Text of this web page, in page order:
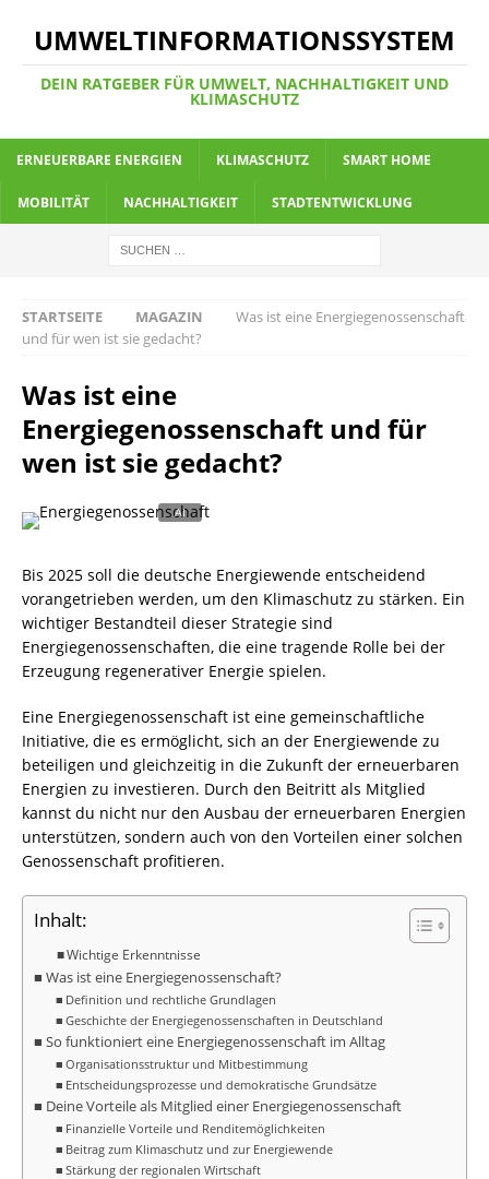
UMWELTINFORMATIONSSYSTEM
DEIN RATGEBER FÜR UMWELT, NACHHALTIGKEIT UND
KLIMASCHUTZ
ERNEUERBARE ENERGIEN KLIMASCHUTZ SMART HOME
MOBILITÄT NACHHALTIGKEIT STADTENTWICKLUNG
STARTSEITE MAGAZIN
Was ist eine Energiegenossenschaft
und für wen ist sie gedacht?
Was ist eine
Energiegenossenschaft und für
wen ist sie gedacht?
Bis 2025 soll die deutsche Energiewende entscheidend
vorangetrieben werden, um den Klimaschutz zu stärken. Ein
wichtiger Bestandteil dieser Strategie sind
Energiegenossenschaften, die eine tragende Rolle bei der
Erzeugung regenerativer Energie spielen.
Eine Energiegenossenschaft ist eine gemeinschaftliche
Initiative, die es ermöglicht, sich an der Energiewende zu
beteiligen und gleichzeitig in die Zukunft der erneuerbaren
Energien zu investieren. Durch den Beitritt als Mitglied
kannst du nicht nur den Ausbau der erneuerbaren Energien
unterstützen, sondern auch von den Vorteilen einer solchen
Genossenschaft profitieren.
Inhalt:
Wichtige Erkenntnisse
Was ist eine Energiegenossenschaft?
Definition und rechtliche Grundlagen
Geschichte der Energiegenossenschaften in Deutschland
So funktioniert eine Energiegenossenschaft im Alltag
Organisationsstruktur und Mitbestimmung
Entscheidungsprozesse und demokratische Grundsätze
Deine Vorteile als Mitglied einer Energiegenossenschaft
Finanzielle Vorteile und Renditemöglichkeiten
Beitrag zum Klimaschutz und zur Energiewende
Stärkung der regionalen Wirtschaft